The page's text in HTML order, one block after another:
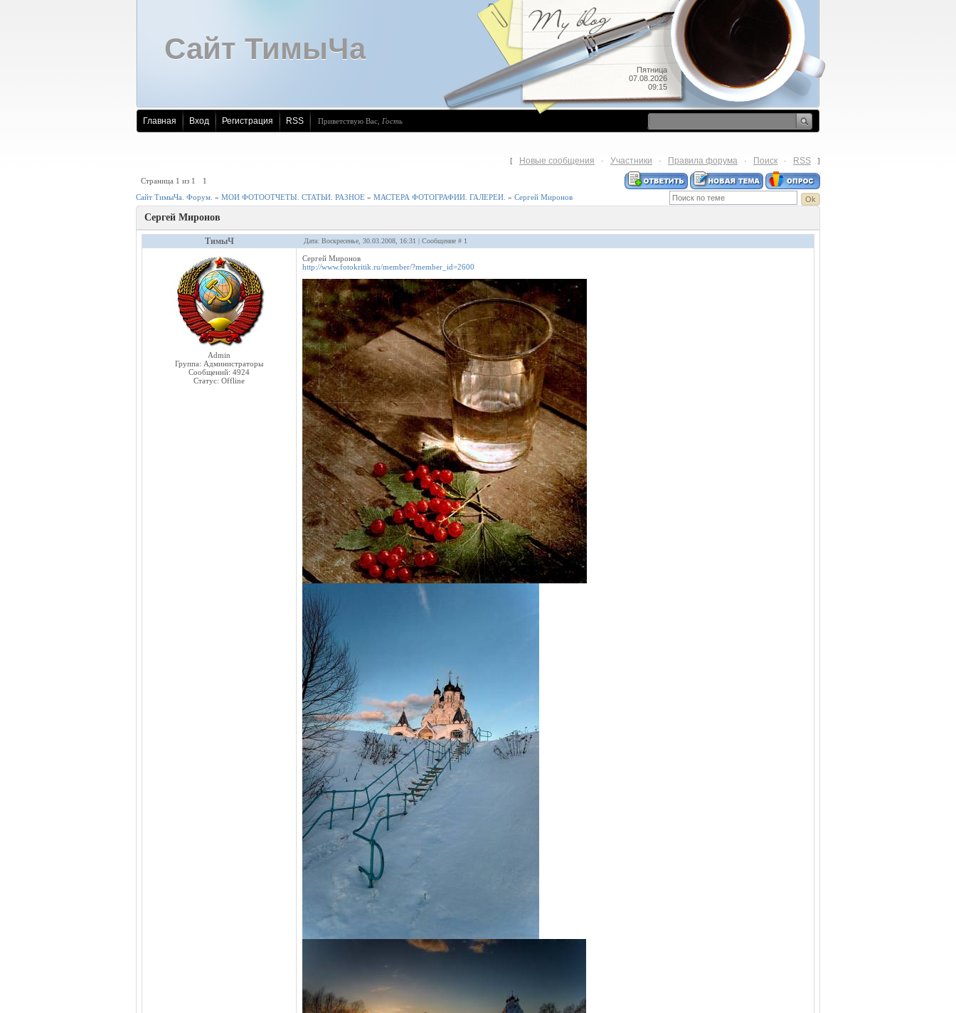
Пятница
07.08.2026
09:15
Сайт ТимыЧа
Главная Вход Регистрация RSS Приветствую Вас Гость
[ Новые сообщения · Участники · Правила форума · Поиск · RSS ]
Страница 1 из 1
1
Сайт ТимыЧа. Форум. » МОИ ФОТООТЧЕТЫ. СТАТЬИ. РАЗНОЕ » МАСТЕРА ФОТОГРАФИИ. ГАЛЕРЕИ. » Сергей Миронов
Сергей Миронов
ТимыЧ Дата: Воскресенье, 30.03.2008, 16:31 | Сообщение # 1
Admin
Группа: Администраторы
Сообщений: 4924
Статус: Offline
Сергей Миронов
http://www.fotokritik.ru/member/?member_id=2600